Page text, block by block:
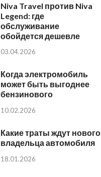
Niva Travel против Niva
Legend: где
обслуживание
обойдется дешевле
03.04.2026
Когда электромобиль
может быть выгоднее
бензинового
10.02.2026
Какие траты ждут нового
владельца автомобиля
18.01.2026